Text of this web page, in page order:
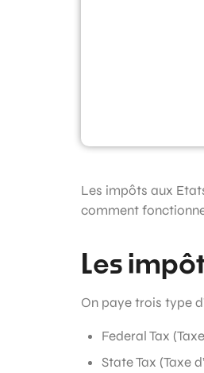
Les impôts aux
comment
Les
On paye trois type
Federal Tax
State Tax (Taxe